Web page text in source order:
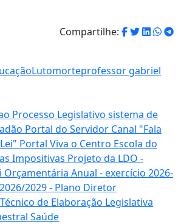
Compartilhe:
Lutomorteprofessor gabriel
Processo Legislativo sistema de
Portal do Servidor Canal "Fala
Portal Viva o Centro Escola do
Impositivas Projeto da LDO -
Orçamentária Anual - exercício 2026-
2029 - Plano Diretor
de Elaboração Legislativa
Saúde